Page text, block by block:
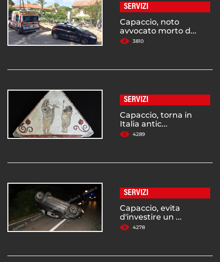
SERVIZI
Capaccio, noto
avvocato morto d...
3810
SERVIZI
Capaccio, torna in
Italia antic...
4289
SERVIZI
Capaccio, evita
d'investire un ...
4278